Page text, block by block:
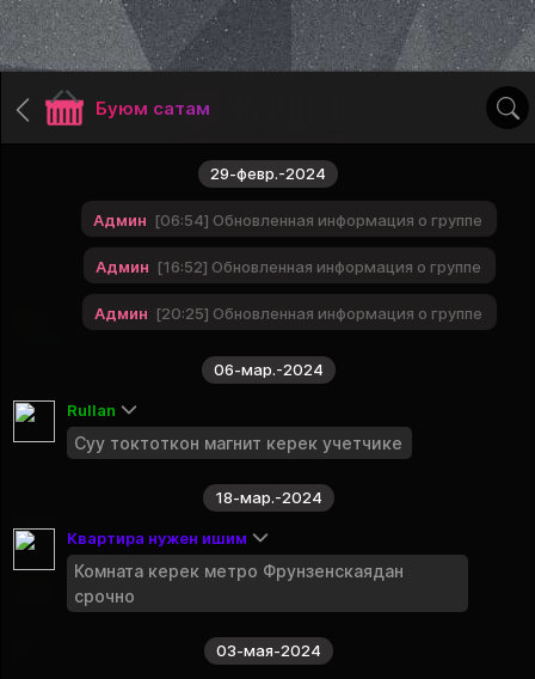
Жумуш / Работа
Закреплено
Буюм сатам
Публичная группа
Квартирант алам
Публичная группа
Буюм сатам
03-мая-2024
18-мар.-2024
Квартира нужен ишим
Комната керек метро Фрунзенскаядан
срочно
06-мар.-2024
Rullan
Суу токтоткон магнит керек учетчике
Админ 20:25 Обновленная информация о группе
Админ 16:52 Обновленная информация о группе
29-февр.-2024
Админ 06:54 Обновленная информация о группе